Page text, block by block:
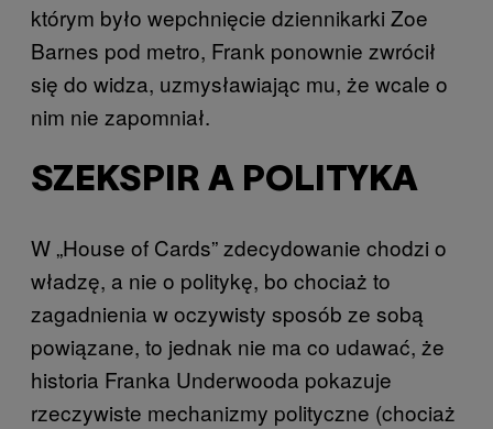
którym było wepchnięcie dziennikarki Zoe
Barnes pod metro, Frank ponownie zwrócił
się do widza, uzmysławiając mu, że wcale o
nim nie zapomniał.
SZEKSPIR A POLITYKA
W „House of Cards” zdecydowanie chodzi o
władzę, a nie o politykę, bo chociaż to
zagadnienia w oczywisty sposób ze sobą
powiązane, to jednak nie ma co udawać, że
historia Franka Underwooda pokazuje
rzeczywiste mechanizmy polityczne (chociaż